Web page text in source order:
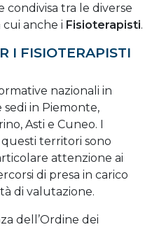
tra le diverse
anche i Fisioterapisti.
I FISIOTERAPISTI
nazionali in
sedi in Piemonte,
Asti e Cuneo. I
questi territori sono
attenzione ai
di presa in carico
di valutazione.
dell’Ordine dei